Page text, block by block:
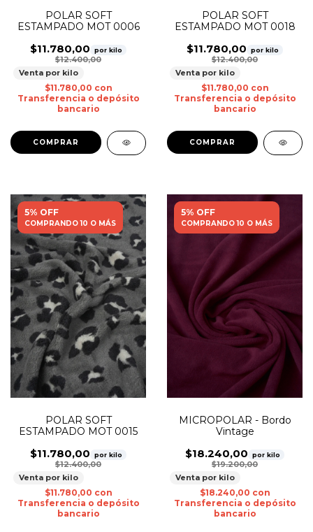
POLAR SOFT
ESTAMPADO MOT 0006
$11.780,00 por kilo
$12.400,00
Venta por kilo
$11.780,00 con
Transferencia o depósito
bancario
POLAR SOFT
ESTAMPADO MOT 0018
$11.780,00 por kilo
$12.400,00
Venta por kilo
$11.780,00 con
Transferencia o depósito
bancario
5% OFF
COMPRANDO 10 O MÁS
POLAR SOFT
ESTAMPADO MOT 0015
$11.780,00 por kilo
$12.400,00
Venta por kilo
$11.780,00 con
Transferencia o depósito
bancario
5% OFF
COMPRANDO 10 O MÁS
MICROPOLAR - Bordo
Vintage
$18.240,00 por kilo
$19.200,00
Venta por kilo
$18.240,00 con
Transferencia o depósito
bancario